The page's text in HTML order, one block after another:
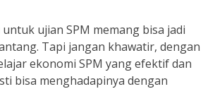
ujian SPM memang bisa jadi
Tapi jangan khawatir, dengan
ekonomi SPM yang efektif dan
bisa menghadapinya dengan